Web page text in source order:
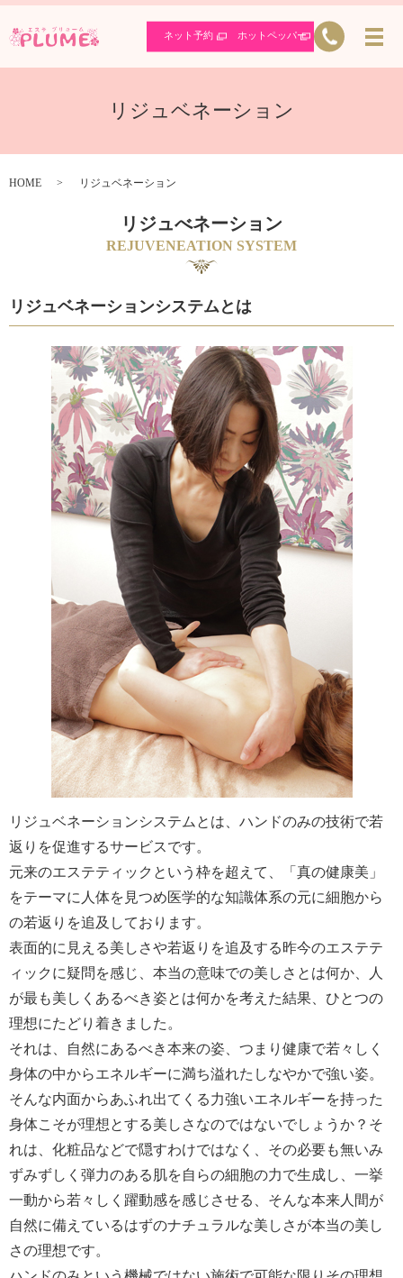
ネット予約 ホットペッパー
リジュベネーション
HOME リジュベネーション
リジュべネーション
REJUVENEATION SYSTEM
リジュベネーションシステムとは
リジュベネーションシステムとは、ハンドのみの技術で若
返りを促進するサービスです。
元来のエステティックという枠を超えて、「真の健康美」
をテーマに人体を見つめ医学的な知識体系の元に細胞から
の若返りを追及しております。
表面的に見える美しさや若返りを追及する昨今のエステテ
ィックに疑問を感じ、本当の意味での美しさとは何か、人
が最も美しくあるべき姿とは何かを考えた結果、ひとつの
理想にたどり着きました。
それは、自然にあるべき本来の姿、つまり健康で若々しく
身体の中からエネルギーに満ち溢れたしなやかで強い姿。
そんな内面からあふれ出てくる力強いエネルギーを持った
身体こそが理想とする美しさなのではないでしょうか？そ
れは、化粧品などで隠すわけではなく、その必要も無いみ
ずみずしく弾力のある肌を自らの細胞の力で生成し、一挙
一動から若々しく躍動感を感じさせる、そんな本来人間が
自然に備えているはずのナチュラルな美しさが本当の美し
さの理想です。